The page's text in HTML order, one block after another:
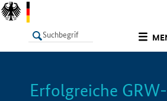
LISTE
Erfolgreiche